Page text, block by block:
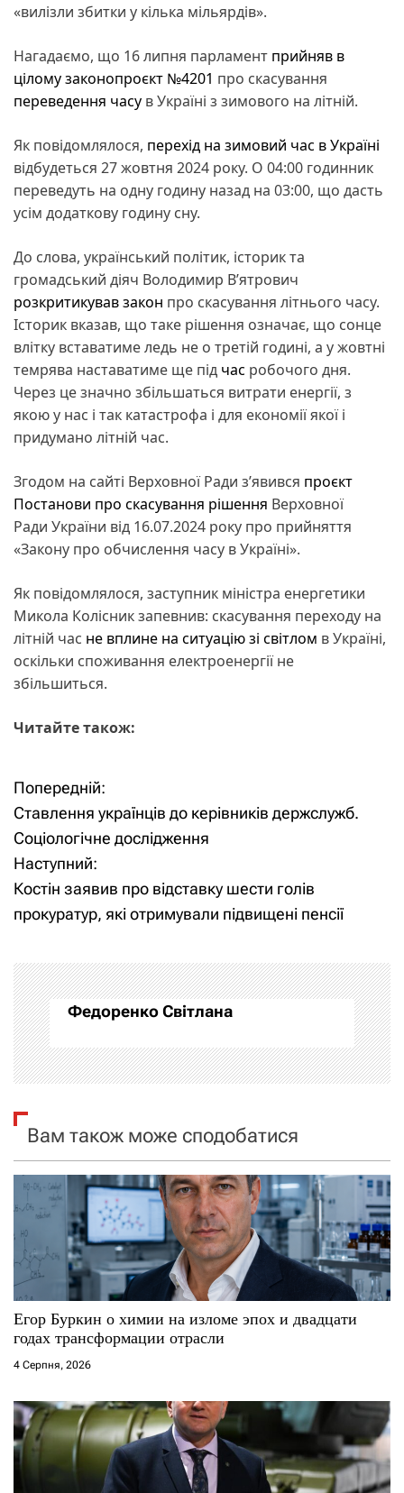
«вилізли збитки у кілька мільярдів».
Нагадаємо, що 16 липня парламент прийняв в
цілому законопроєкт №4201 про скасування
переведення часу в Україні з зимового на літній.
Як повідомлялося, перехід на зимовий час в Україні
відбудеться 27 жовтня 2024 року. О 04:00 годинник
переведуть на одну годину назад на 03:00, що дасть
усім додаткову годину сну.
До слова, український політик, історик та
громадський діяч Володимир В’ятрович
розкритикував закон про скасування літнього часу.
Історик вказав, що таке рішення означає, що сонце
влітку вставатиме ледь не о третій годині, а у жовтні
темрява наставатиме ще під час робочого дня.
Через це значно збільшаться витрати енергії, з
якою у нас і так катастрофа і для економії якої і
придумано літній час.
Згодом на сайті Верховної Ради з’явився проєкт
Постанови про скасування рішення Верховної
Ради України від 16.07.2024 року про прийняття
«Закону про обчислення часу в Україні».
Як повідомлялося, заступник міністра енергетики
Микола Колісник запевнив: скасування переходу на
літній час не вплине на ситуацію зі світлом в Україні,
оскільки споживання електроенергії не
збільшиться.
Читайте також:
Н
а
в
і
а
ц
і
а
п
и
с
і
в
Попередній:
Ставлення українців до керівників держслужб.
Соціологічне дослідження
Наступний:
Костін заявив про відставку шести голів
прокуратур, які отримували підвищені пенсії
Федоренко Світлана
Вам також може сподобатися
Егор Буркин о химии на изломе эпох и двадцати
годах трансформации отрасли
4 Серпня, 2026